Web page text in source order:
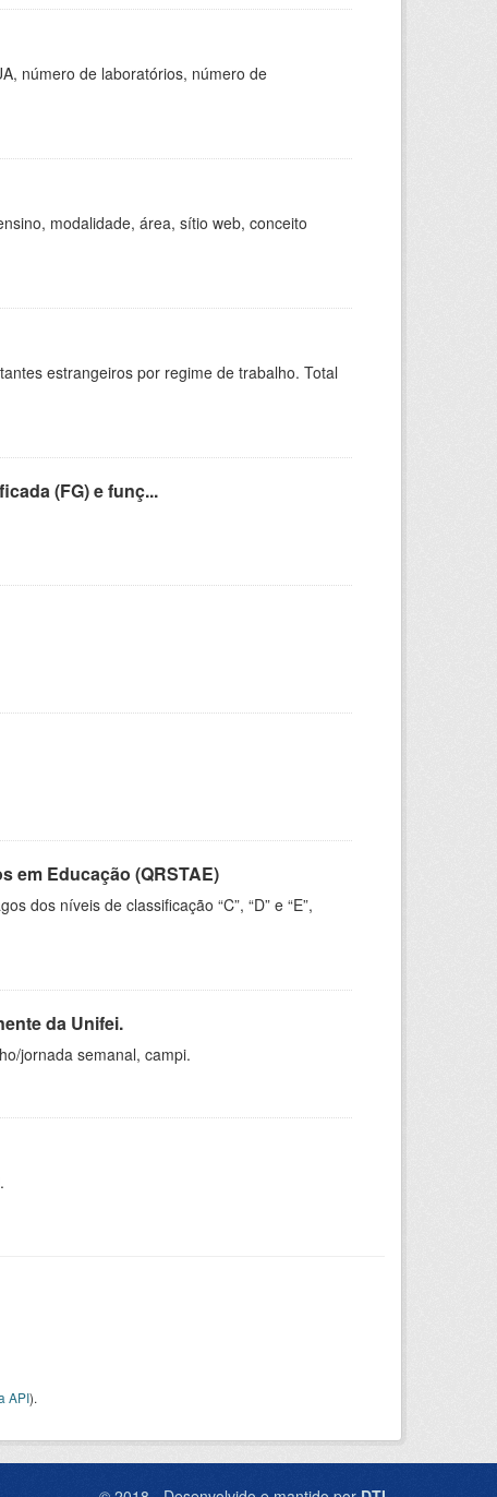
número de laboratórios, número de
modalidade, área, sítio web, conceito
estrangeiros por regime de trabalho. Total
(FG) e funç...
em Educação (QRSTAE)
dos níveis de classificação “C”, “D” e “E”,
da Unifei.
jornada semanal, campi.
API).